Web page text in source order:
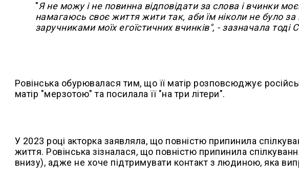
"Я не можу і не повинна відповідати за слова і вчинки
намагаюсь своє життя жити так, аби їм ніколи не було
заручниками моїх егоїстичних вчинків", - зазначала тоді
Ровінська обурювалася тим, що її матір розповсюджує
матір "мерзотою" та посилала її "на три літери".
У 2023 році акторка заявляла, що повністю припинила
життя. Ровінська зізналася, що повністю припинила
внизу), адже не хоче підтримувати контакт з людиною, яка